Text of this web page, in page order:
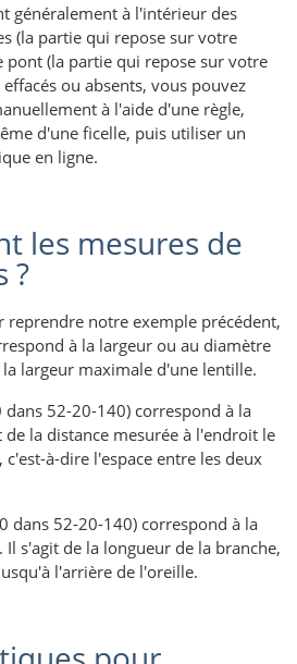
généralement à l'intérieur des
(la partie qui repose sur votre
pont (la partie qui repose sur votre
ou absents, vous pouvez
à l'aide d'une règle,
d'une ficelle, puis utiliser un
en ligne.
les mesures de
?
reprendre notre exemple précédent,
à la largeur ou au diamètre
largeur maximale d'une lentille.
52-20-140) correspond à la
la distance mesurée à l'endroit le
à-dire l'espace entre les deux
dans 52-20-140) correspond à la
s'agit de la longueur de la branche,
l'arrière de l'oreille.